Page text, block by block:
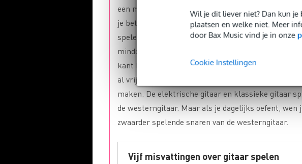
Wil je dit liever niet? Dan kun
plaatsen en welke niet. Meer
door Bax Music vind je in onze
Cookie Instellingen
een moeilijk instrument is. Maar dat is niet
je beter afvragen of gitaar moeilijk of makkelijk is
spelen is in het begin namelijk eenvoudiger dan
minder tijd nodig hebt om een mooie klank te leren
kant kan het iets moeilijker zijn dan piano of
al vrij snel beide handen nodig hebt om de
maken. De elektrische gitaar en klassieke gitaar
de westerngitaar. Maar als je dagelijks oefent, wen
zwaarder spelende snaren van de westerngitaar.
Vijf misvattingen over gitaar spelen